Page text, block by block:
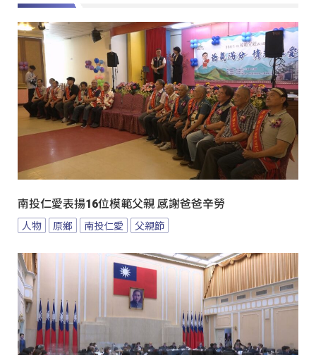
南投仁愛表揚16位模範父親 感謝爸爸辛勞
人物 原鄉 南投仁愛 父親節